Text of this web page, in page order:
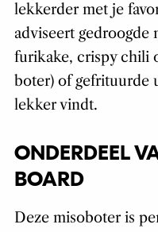
lekkerder met je
adviseert gedroogde
furikake, crispy chili
boter) of gefrituurde
lekker vindt.
ONDERDEEL
BOARD
Deze misoboter is